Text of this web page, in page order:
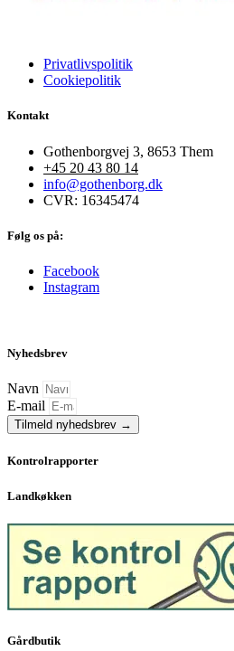
Privatlivspolitik
Cookiepolitik
Kontakt
Gothenborgvej 3, 8653 Them
+45 20 43 80 14
info@gothenborg.dk
CVR: 16345474
Følg os på:
Facebook
Instagram
Nyhedsbrev
Navn
E-mail
Tilmeld nyhedsbrev →
Kontrolrapporter
Landkøkken
Gårdbutik